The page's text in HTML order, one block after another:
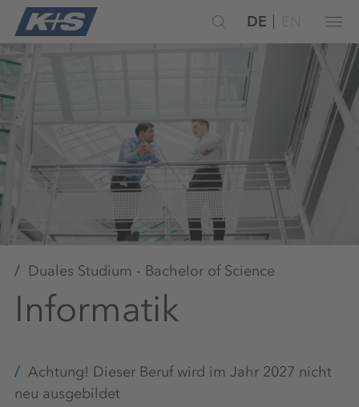
DE
Duales Studium - Bachelor of Science
Informatik
Achtung! Dieser Beruf wird im Jahr 2027 nicht
neu ausgebildet